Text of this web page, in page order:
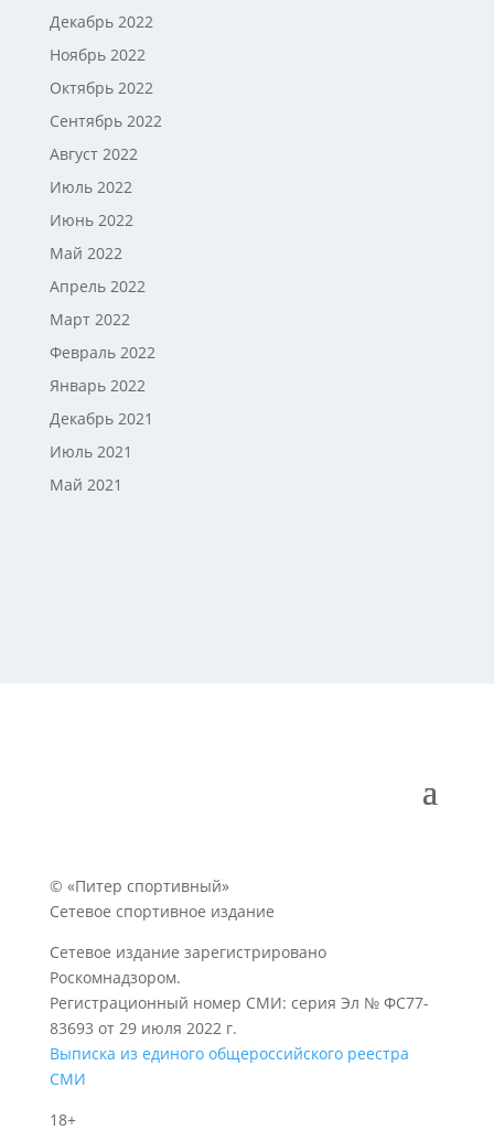
Декабрь 2022
Ноябрь 2022
Октябрь 2022
Сентябрь 2022
Август 2022
Июль 2022
Июнь 2022
Май 2022
Апрель 2022
Март 2022
Февраль 2022
Январь 2022
Декабрь 2021
Июль 2021
Май 2021
© «Питер спортивный»
Сетевое спортивное издание
Сетевое издание зарегистрировано
Роскомнадзором.
Регистрационный номер СМИ: серия Эл № ФС77-
83693 от 29 июля 2022 г.
Выписка из единого общероссийского реестра
СМИ
18+